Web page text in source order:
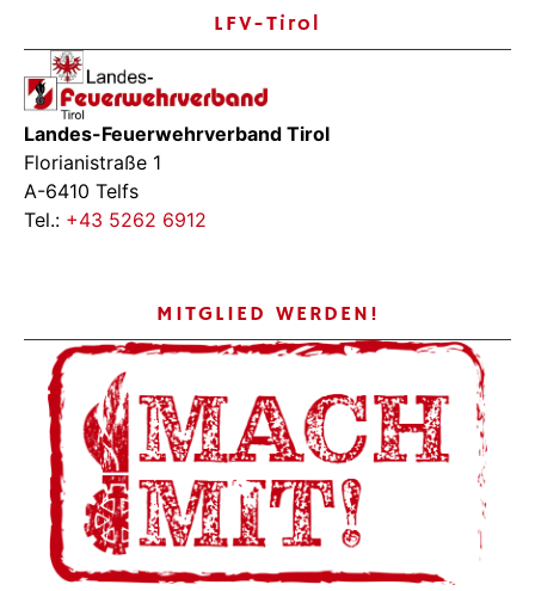
LFV-Tirol
Landes-Feuerwehrverband Tirol
Florianistraße 1
A-6410 Telfs
Tel.: +43 5262 6912
MITGLIED WERDEN!